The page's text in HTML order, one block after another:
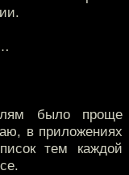
было проще
в приложениях
тем каждой